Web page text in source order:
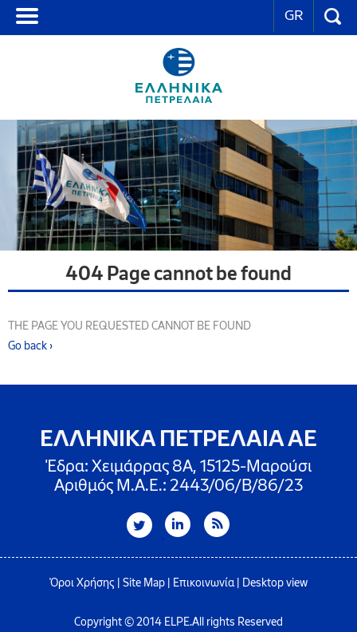
GR
404 Page cannot be found
THE PAGE YOU REQUESTED CANNOT BE FOUND
Go back ›
ΕΛΛΗΝΙΚΑ ΠΕΤΡΕΛΑΙΑ ΑΕ
Έδρα: Χειμάρρας 8A, 15125-Μαρούσι
Αριθμός Μ.Α.Ε.: 2443/06/Β/86/23
Όροι Χρήσης Site Map Επικοινωνία| Desktop view
Copyright © 2014 ELPE.All rights Reserved